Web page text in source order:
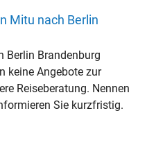
Mitu nach Berlin
Berlin Brandenburg
keine Angebote zur
Reiseberatung. Nennen
Sie kurzfristig.